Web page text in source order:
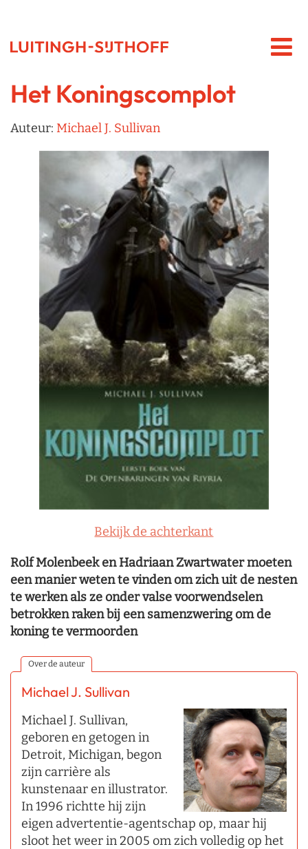
Het Koningscomplot
Auteur: Michael J. Sullivan
Bekijk de achterkant
Rolf Molenbeek en Hadriaan Zwartwater moeten
een manier weten te vinden om zich uit de nesten
te werken als ze onder valse voorwendselen
betrokken raken bij een samenzwering om de
koning te vermoorden
Over de auteur
Michael J. Sullivan
Michael J. Sullivan,
geboren en getogen in
Detroit, Michigan, begon
zijn carrière als
kunstenaar en illustrator.
In 1996 richtte hij zijn
eigen advertentie-agentschap op, maar hij
sloot het weer in 2005 om zich volledig op het